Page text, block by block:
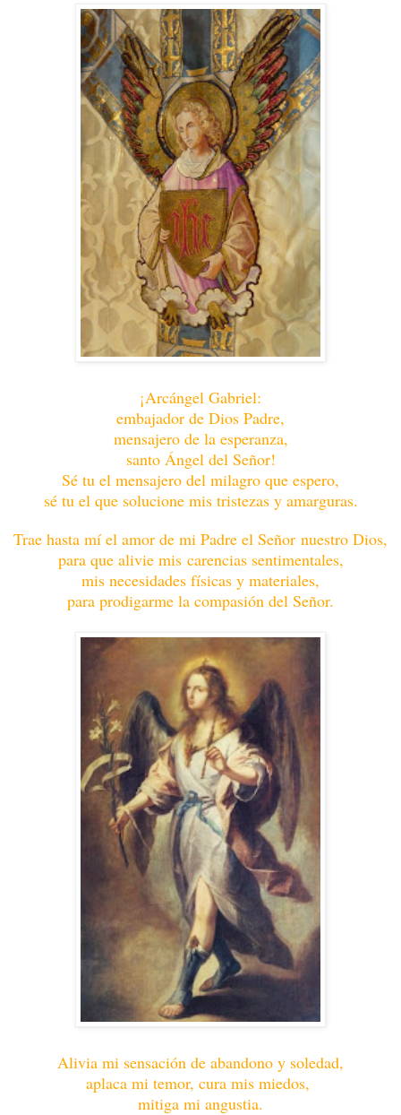
¡Arcángel Gabriel:
embajador de Dios Padre,
mensajero de la esperanza,
santo Ángel del Señor!
Sé tu el mensajero del milagro que espero,
sé tu el que solucione mis tristezas y amarguras.
Trae hasta mí el amor de mi Padre el Señor nuestro Dios,
para que alivie mis carencias sentimentales,
mis necesidades físicas y materiales,
para prodigarme la compasión del Señor.
Alivia mi sensación de abandono y soledad,
aplaca mi temor, cura mis miedos,
mitiga mi angustia.